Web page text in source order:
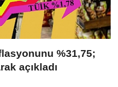
%31,75;
açıkladı